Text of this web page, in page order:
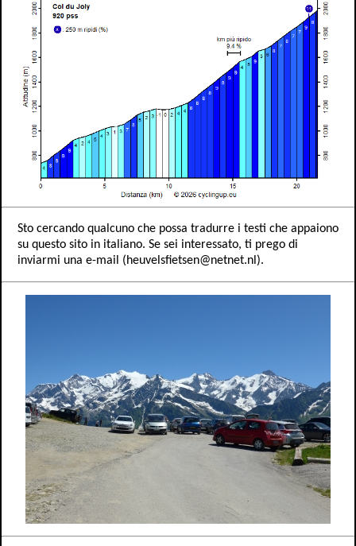
Sto cercando qualcuno che possa tradurre i testi che appaiono
su questo sito in italiano. Se sei interessato, ti prego di
inviarmi una e-mail (heuvelsfietsen@netnet.nl).